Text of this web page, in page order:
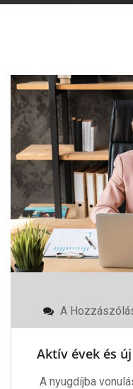
Aktív
És
Lehetőségek
Bejegyzéshez
A
Aktív évek és
A nyugdíjba